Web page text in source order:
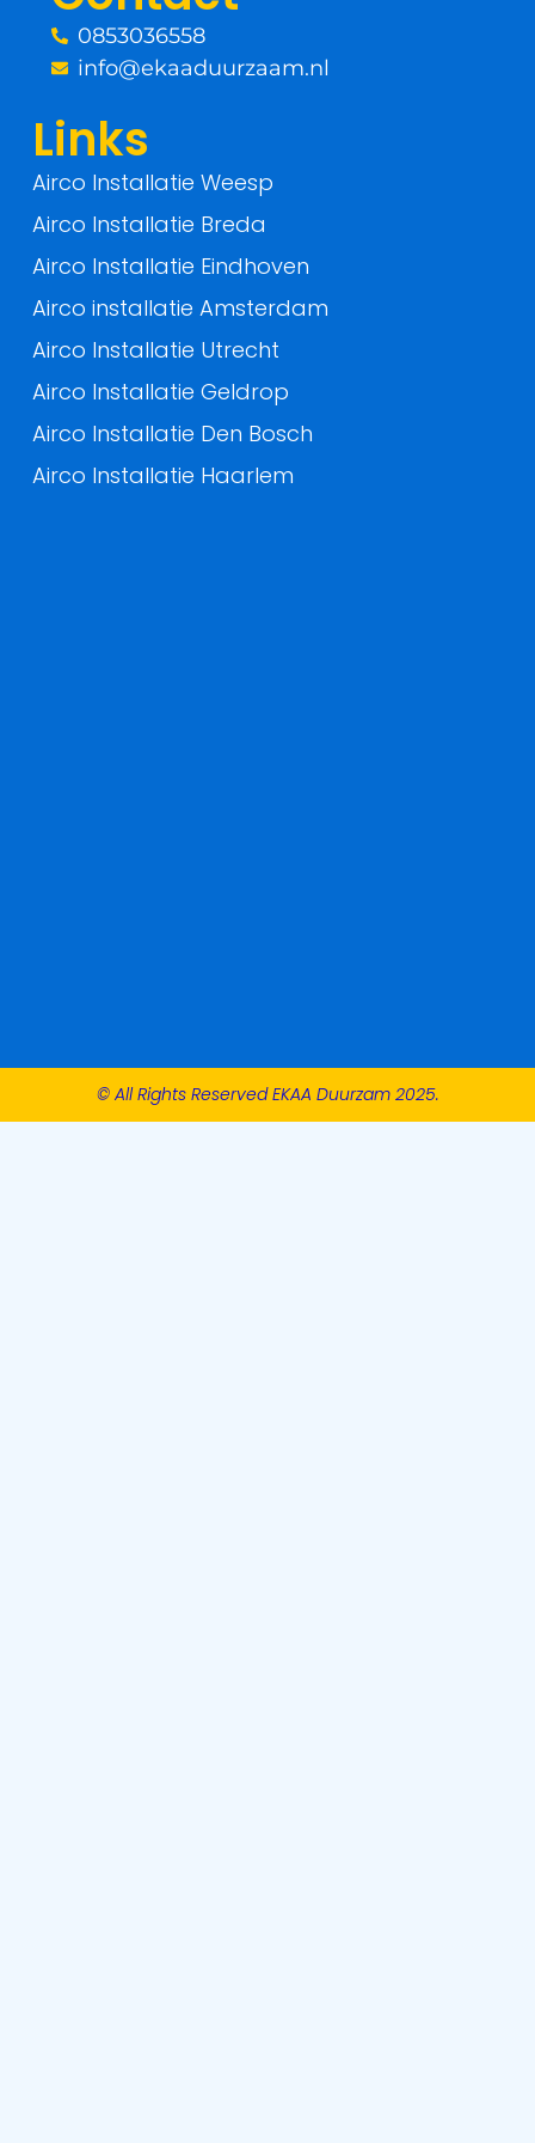
k
-
0853036558
info@ekaaduurzaam.nl
Links
Airco Installatie Weesp
Airco Installatie Breda
Airco Installatie Eindhoven
Airco installatie Amsterdam
Airco Installatie Utrecht
Airco Installatie Geldrop
Airco Installatie Den Bosch
Airco Installatie Haarlem
© All Rights Reserved EKAA Duurzam 2025.